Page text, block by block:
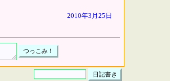
2010年3月25日